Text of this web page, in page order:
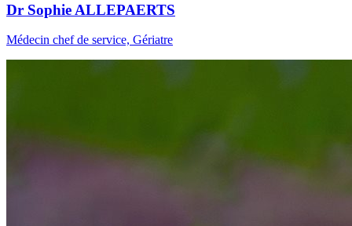
Dr Sophie ALLEPAERTS
Médecin chef de service, Gériatre